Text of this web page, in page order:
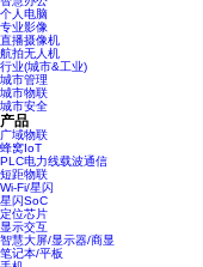
个人电脑
专业影像
直播摄像机
航拍无人机
行业(城市&工业)
城市管理
城市物联
城市安全
产品
广域物联
蜂窝IoT
PLC电力线载波通信
短距物联
Wi-Fi/星闪
星闪SoC
定位芯片
显示交互
智慧大屏/显示器/商显
笔记本/平板